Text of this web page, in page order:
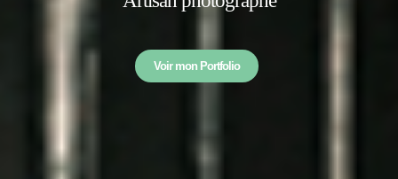
Voir mon Portfolio